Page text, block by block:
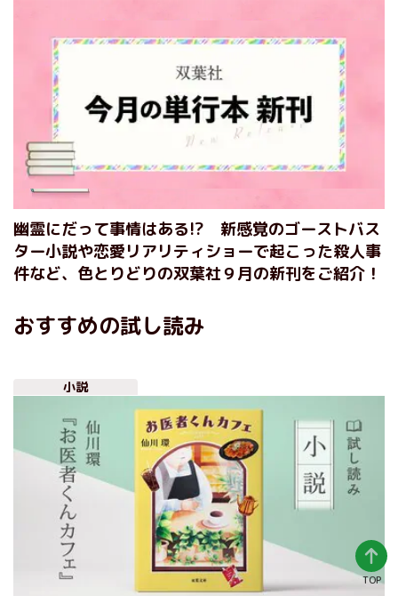
幽霊にだって事情はある!? 新感覚のゴーストバス
ター小説や恋愛リアリティショーで起こった殺人事
件など、色とりどりの双葉社９月の新刊をご紹介！
おすすめの試し読み
小説
TOP